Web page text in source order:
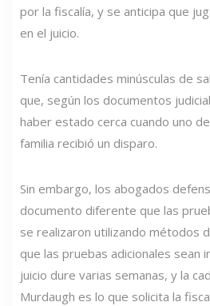
por la fiscalía, y se anticipa que
en el juicio.
Tenía cantidades minúsculas de
que, según los documentos
haber estado cerca cuando uno
familia recibió un disparo.
Sin embargo, los abogados
documento diferente que las
se realizaron utilizando métodos
que las pruebas adicionales sean
juicio dure varias semanas, y la
Murdaugh es lo que solicita la